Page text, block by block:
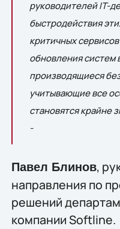
руководителей IT-
быстродействия
критичных
обновления систем
производящиеся
учитывающие все
становятся крайне
-
Павел Блинов,
направления по
решений
компании Softline.